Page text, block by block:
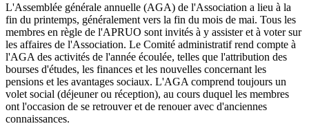
L'Assemblée générale annuelle (AGA) de l'Association a lieu à la
fin du printemps, généralement vers la fin du mois de mai. Tous les
membres en règle de l'APRUO sont invités à y assister et à voter sur
les affaires de l'Association. Le Comité administratif rend compte à
l'AGA des activités de l'année écoulée, telles que l'attribution des
bourses d'études, les finances et les nouvelles concernant les
pensions et les avantages sociaux. L'AGA comprend toujours un
volet social (déjeuner ou réception), au cours duquel les membres
ont l'occasion de se retrouver et de renouer avec d'anciennes
connaissances.